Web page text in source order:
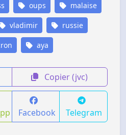
oups malaise
vladimir russie
aya
Copier (jvc)
Facebook Telegram